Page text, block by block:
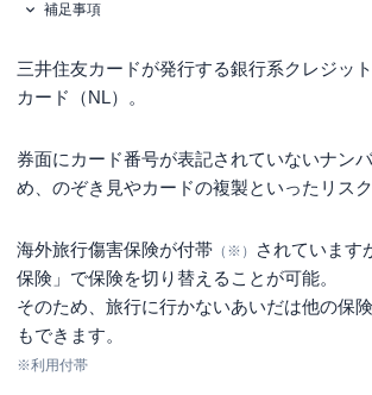
補足事項
三井住友カードが発行する銀行系クレジッ
カード（NL）。
券面にカード番号が表記されていないナン
め、のぞき見やカードの複製といったリス
海外旅行傷害保険が付帯 （※）
されています
保険」で保険を切り替えることが可能。
そのため、旅行に行かないあいだは他の保
もできます。
※利用付帯